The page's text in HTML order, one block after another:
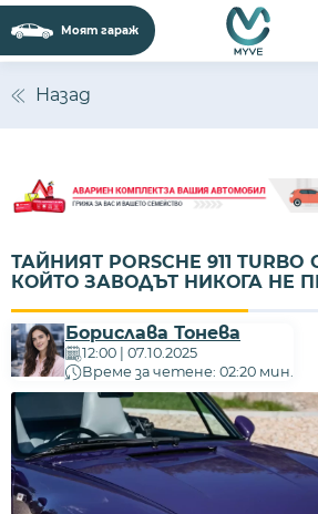
Сайтът използва 'бисквитки'
цел безпроблемно функциониране,
сайта, Вие приемате нашите
ПРИЕМАМ
Моят гараж
Назад
ТАЙНИЯТ PORSCHE 911 TURBO
КОЙТО ЗАВОДЪТ НИКОГА НЕ
Борислава Тонева
12:00 | 07.10.2025
Време за четене: 02:20 мин.